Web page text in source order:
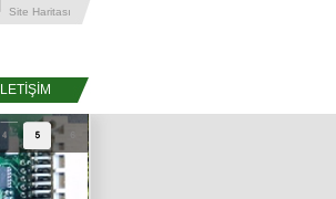
Site Haritası
İLETİŞİM